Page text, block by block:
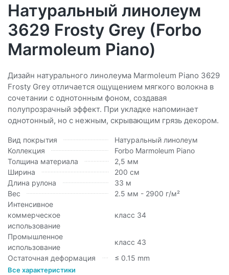
Натуральный линолеум
3629 Frosty Grey (Forbo
Marmoleum Piano)
Дизайн натурального линолеума Marmoleum Piano 3629
Frosty Grey отличается ощущением мягкого волокна в
сочетании с однотонным фоном, создавая
полупрозрачный эффект. При укладке напоминает
однотонный, но с нежным, скрывающим грязь декором.
Вид покрытия
Натуральный линолеум
Коллекция
Forbo Marmoleum Piano
Толщина материала
2,5 мм
Ширина
200 см
Длина рулона
33 м
Вес
2.5 мм - 2900 г/м²
Интенсивное
коммерческое
использование
класс 34
Промышленное
использование
класс 43
Остаточная деформация
≤ 0.15 mm
Все характеристики